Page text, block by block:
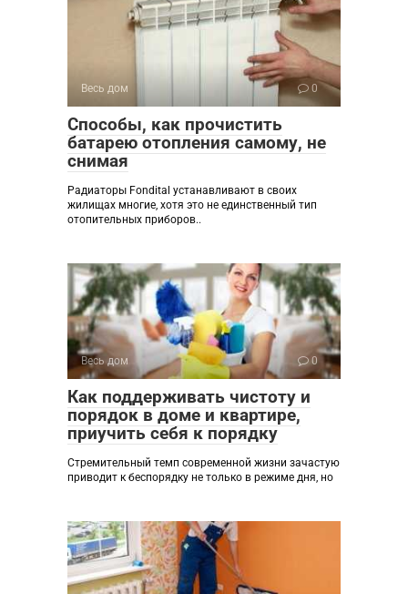
Весь дом 0
Способы, как прочистить
батарею отопления самому, не
снимая
Радиаторы Fondital устанавливают в своих
жилищах многие, хотя это не единственный тип
отопительных приборов..
Весь дом 0
Как поддерживать чистоту и
порядок в доме и квартире,
приучить себя к порядку
Стремительный темп современной жизни зачастую
приводит к беспорядку не только в режиме дня, но